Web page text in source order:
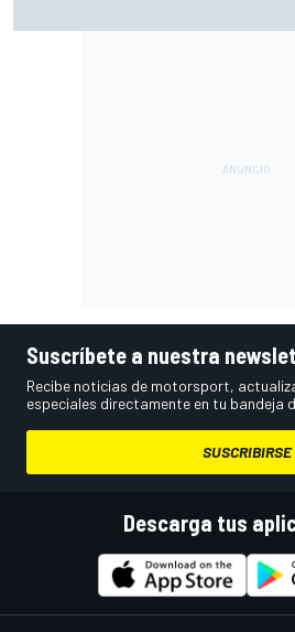
Suscríbete a nuestra
Recibe noticias de motorsport,
especiales directamente en tu bandeja
SUSCRIBIRSE
Descarga tus